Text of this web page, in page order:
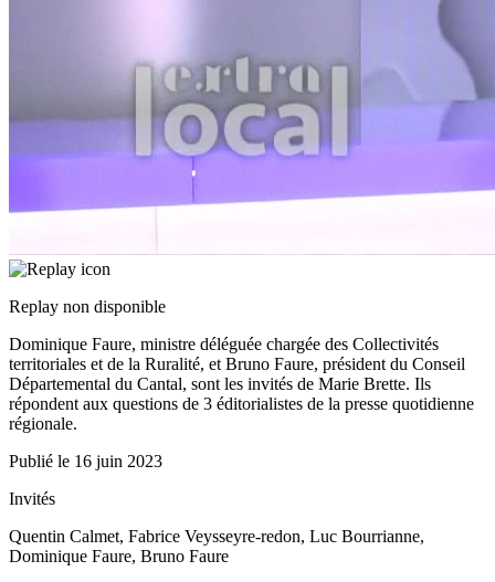
Replay non disponible
Dominique Faure, ministre déléguée chargée des Collectivités
territoriales et de la Ruralité, et Bruno Faure, président du Conseil
Départemental du Cantal, sont les invités de Marie Brette. Ils
répondent aux questions de 3 éditorialistes de la presse quotidienne
régionale.
Publié le 16 juin 2023
Invités
Quentin Calmet, Fabrice Veysseyre-redon, Luc Bourrianne,
Dominique Faure, Bruno Faure